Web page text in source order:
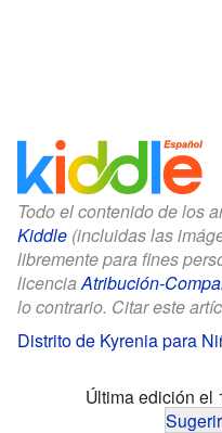
Todo el contenido de los
Kiddle (incluidas las
libremente para fines
licencia Atribución-
lo contrario. Citar este
Distrito de Kyrenia para
Última edición el